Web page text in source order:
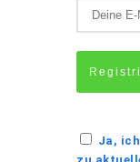
Ja,